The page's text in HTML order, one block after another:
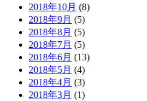
2018年10月 (8)
2018年9月 (5)
2018年8月 (5)
2018年7月 (5)
2018年6月 (13)
2018年5月 (4)
2018年4月 (3)
2018年3月 (1)